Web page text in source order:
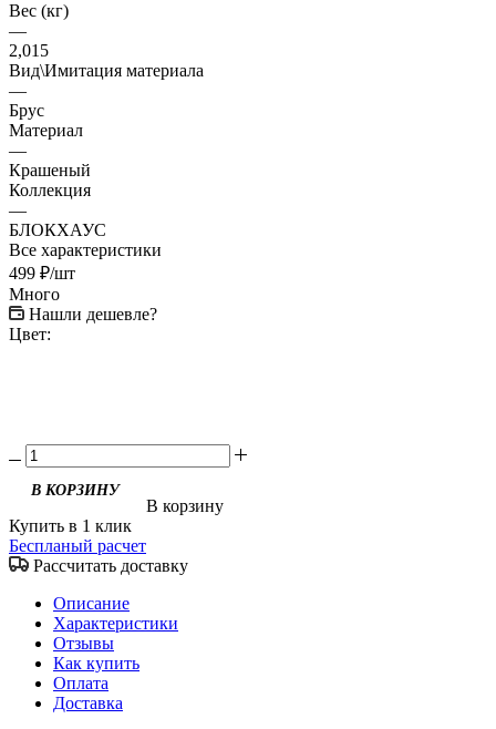
Вес (кг)
—
2,015
Вид\Имитация материала
—
Брус
Материал
—
Крашеный
Коллекция
—
БЛОКХАУС
Все характеристики
499 ₽/шт
Много
Нашли дешевле?
Цвет:
В КОРЗИНУ
В корзину
Купить в 1 клик
Беспланый расчет
Рассчитать доставку
Описание
Характеристики
Отзывы
Как купить
Оплата
Доставка